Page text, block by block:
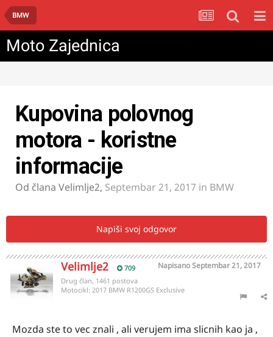
BMW
Moto Zajednica
Kupovina polovnog
motora - koristne
informacije
Od člana Velimlje2, Septembar 21, 2017 in BMW
Napiši svoj odgovor
Velimlje2 709 NapisanoSeptembar 21, 2017
Drug član, 1461 postova
Motocikl: 2017 BMW R1200GS Exclusive
Mozda ste to vec znali , ali verujem ima slicnih kao ja ,